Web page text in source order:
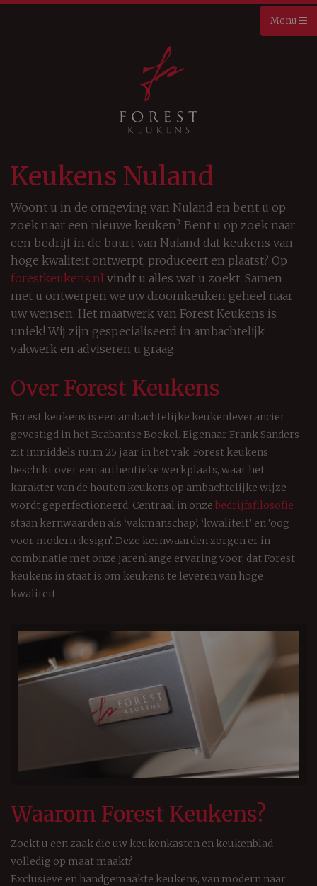
Keukens Nuland
Woont u in de omgeving van Nuland en bent u op
zoek naar een nieuwe keuken? Bent u op zoek naar
een bedrijf in de buurt van Nuland dat keukens van
hoge kwaliteit ontwerpt, produceert en plaatst? Op
forestkeukens.nl vindt u alles wat u zoekt. Samen
met u ontwerpen we uw droomkeuken geheel naar
uw wensen. Het maatwerk van Forest Keukens is
uniek! Wij zijn gespecialiseerd in ambachtelijk
vakwerk en adviseren u graag.
Over Forest Keukens
Forest keukens is een ambachtelijke keukenleverancier
gevestigd in het Brabantse Boekel. Eigenaar Frank Sanders
zit inmiddels ruim 25 jaar in het vak. Forest keukens
beschikt over een authentieke werkplaats, waar het
karakter van de houten keukens op ambachtelijke wijze
wordt geperfectioneerd. Centraal in onze bedrijfsfilosofie
staan kernwaarden als ‘vakmanschap’, ‘kwaliteit’ en ‘oog
voor modern design’. Deze kernwaarden zorgen er in
combinatie met onze jarenlange ervaring voor, dat Forest
keukens in staat is om keukens te leveren van hoge
kwaliteit.
Waarom Forest Keukens?
Zoekt u een zaak die uw keukenkasten en keukenblad
volledig op maat maakt?
Exclusieve en handgemaakte keukens, van modern naar